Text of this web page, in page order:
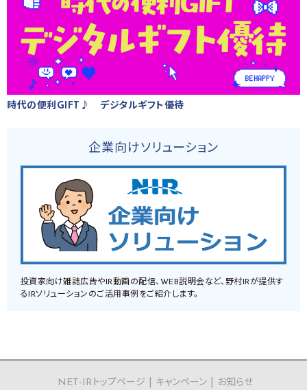
時代の便利GIFT♪ デジタルギフト優待
企業向けソリューション
投資家向け雑誌広告やIR動画の配信、WEB説明会など、野村IRが提供す
るIRソリューションのご活用事例をご紹介します。
NET-IRトップページ キャンペーン
お知らせ